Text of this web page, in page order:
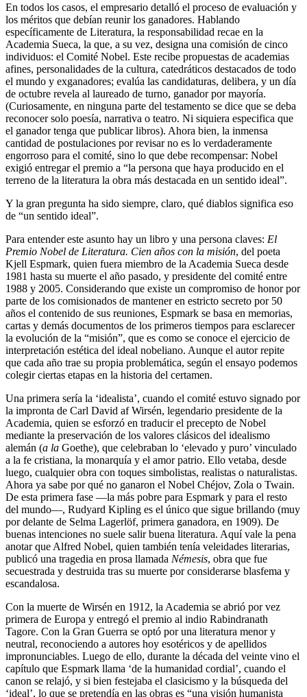
En todos los casos, el empresario detalló el proceso de evaluación y
los méritos que debían reunir los ganadores. Hablando
específicamente de Literatura, la responsabilidad recae en la
Academia Sueca, la que, a su vez, designa una comisión de cinco
individuos: el Comité Nobel. Este recibe propuestas de academias
afines, personalidades de la cultura, catedráticos destacados de todo
el mundo y exganadores; evalúa las candidaturas, delibera, y un día
de octubre revela al laureado de turno, ganador por mayoría.
(Curiosamente, en ninguna parte del testamento se dice que se deba
reconocer solo poesía, narrativa o teatro. Ni siquiera especifica que
el ganador tenga que publicar libros). Ahora bien, la inmensa
cantidad de postulaciones por revisar no es lo verdaderamente
engorroso para el comité, sino lo que debe recompensar: Nobel
exigió entregar el premio a “la persona que haya producido en el
terreno de la literatura la obra más destacada en un sentido ideal”.
Y la gran pregunta ha sido siempre, claro, qué diablos significa eso
de “un sentido ideal”.
Para entender este asunto hay un libro y una persona claves: El
Premio Nobel de Literatura. Cien años con la misión, del poeta
Kjell Espmark, quien fuera miembro de la Academia Sueca desde
1981 hasta su muerte el año pasado, y presidente del comité entre
1988 y 2005. Considerando que existe un compromiso de honor por
parte de los comisionados de mantener en estricto secreto por 50
años el contenido de sus reuniones, Espmark se basa en memorias,
cartas y demás documentos de los primeros tiempos para esclarecer
la evolución de la “misión”, que es como se conoce el ejercicio de
interpretación estética del ideal nobeliano. Aunque el autor repite
que cada año trae su propia problemática, según el ensayo podemos
colegir ciertas etapas en la historia del certamen.
Una primera sería la ‘idealista’, cuando el comité estuvo signado por
la impronta de Carl David af Wirsén, legendario presidente de la
Academia, quien se esforzó en traducir el precepto de Nobel
mediante la preservación de los valores clásicos del idealismo
alemán (a la Goethe), que celebraban lo ‘elevado y puro’ vinculado
a la fe cristiana, la monarquía y el amor patrio. Ello vetaba, desde
luego, cualquier obra con toques simbolistas, realistas o naturalistas.
Ahora ya sabe por qué no ganaron el Nobel Chéjov, Zola o Twain.
De esta primera fase ―la más pobre para Espmark y para el resto
del mundo―, Rudyard Kipling es el único que sigue brillando (muy
por delante de Selma Lagerlöf, primera ganadora, en 1909). De
buenas intenciones no suele salir buena literatura. Aquí vale la pena
anotar que Alfred Nobel, quien también tenía veleidades literarias,
publicó una tragedia en prosa llamada Némesis, obra que fue
secuestrada y destruida tras su muerte por considerarse blasfema y
escandalosa.
Con la muerte de Wirsén en 1912, la Academia se abrió por vez
primera de Europa y entregó el premio al indio Rabindranath
Tagore. Con la Gran Guerra se optó por una literatura menor y
neutral, reconociendo a autores hoy esotéricos y de apellidos
impronunciables. Luego de ello, durante la década del veinte vino el
capítulo que Espmark llama ‘de la humanidad cordial’, cuando el
canon se relajó, y si bien festejaba el clasicismo y la búsqueda del
‘ideal’, lo que se pretendía en las obras es “una visión humanista